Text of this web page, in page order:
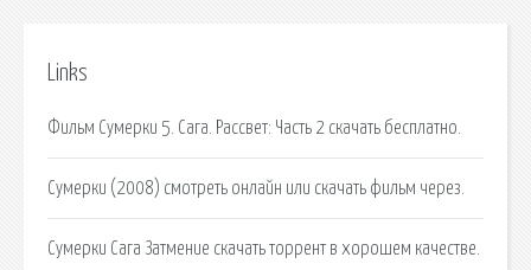
Links
Фильм Сумерки 5. Сага. Рассвет: Часть 2 скачать бесплатно.
Сумерки (2008) смотреть онлайн или скачать фильм через.
Сумерки Сага Затмение скачать торрент в хорошем качестве.